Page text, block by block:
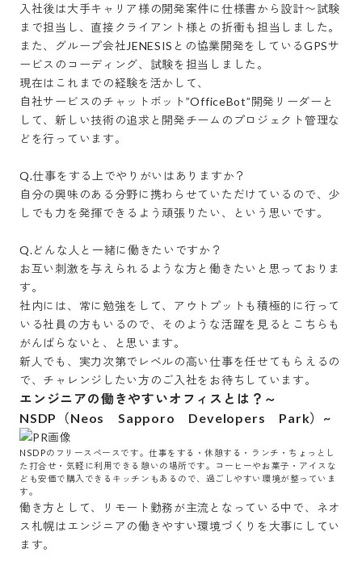
入社後は大手キャリア様の開発案件に仕様書から設計〜試験
まで担当し、直接クライアント様との折衝も担当しました。
また、グループ会社JENESISとの協業開発をしているGPSサ
ービスのコーディング、試験を担当しました。
現在はこれまでの経験を活かして、
自社サービスのチャットボット”OfficeBot”開発リーダーと
して、新しい技術の追求と開発チームのプロジェクト管理な
どを行っています。
Q.仕事をする上でやりがいはありますか？
自分の興味のある分野に携わらせていただけているので、少
しでも力を発揮できるよう頑張りたい、という思いです。
Q.どんな人と一緒に働きたいですか？
お互い刺激を与えられるような方と働きたいと思っておりま
す。
社内には、常に勉強をして、アウトプットも積極的に行って
いる社員の方もいるので、そのような活躍を見るとこちらも
がんばらないと、と思います。
新人でも、実力次第でレベルの高い仕事を任せてもらえるの
で、チャレンジしたい方のご入社をお待ちしています。
エンジニアの働きやすいオフィスとは？～
NSDP（Neos Sapporo Developers Park）~
NSDPのフリースペースです。仕事をする・休憩する・ランチ・ちょっとし
た打合せ・気軽に利用できる憩いの場所です。コーヒーやお菓子・アイスな
ども安価で購入できるキッチンもあるので、過ごしやすい環境が整っていま
す。
働き方として、リモート勤務が主流となっている中で、ネオ
ス札幌はエンジニアの働きやすい環境づくりを大事にしてい
ます。